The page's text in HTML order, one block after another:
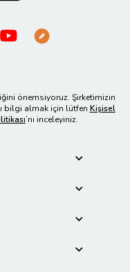
önemsiyoruz. Şirketimizin
bilgi almak için lütfen Kişisel
’nı inceleyiniz.